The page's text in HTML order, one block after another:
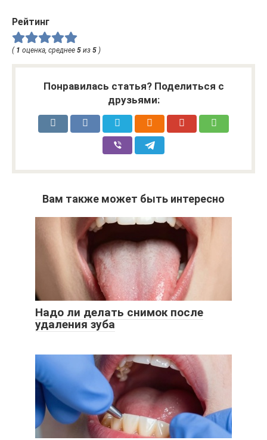
Рейтинг
( 1 оценка, среднее 5 из 5 )
Понравилась статья? Поделиться с
друзьями:
Вам также может быть интересно
Надо ли делать снимок после
удаления зуба